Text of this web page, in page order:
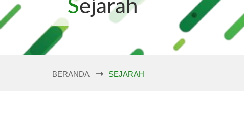
Sejarah
BERANDA SEJARAH